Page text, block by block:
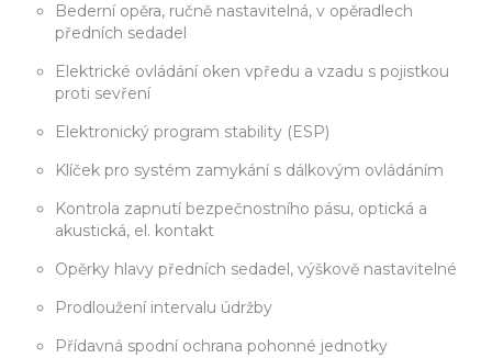
Bederní opěra, ručně nastavitelná, v opěradlech
předních sedadel
Elektrické ovládání oken vpředu a vzadu s pojistkou
proti sevření
Elektronický program stability (ESP)
Klíček pro systém zamykání s dálkovým ovládáním
Kontrola zapnutí bezpečnostního pásu, optická a
akustická, el. kontakt
Opěrky hlavy předních sedadel, výškově nastavitelné
Prodloužení intervalu údržby
Přídavná spodní ochrana pohonné jednotky